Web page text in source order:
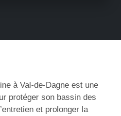
à Val-de-Dagne est une
protéger son bassin des
et prolonger la